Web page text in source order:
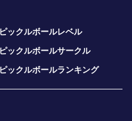
ピックルボールレベル
ピックルボールサークル
ピックルボールランキング